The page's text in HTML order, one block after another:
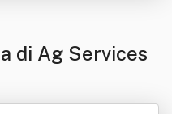
di Ag Services